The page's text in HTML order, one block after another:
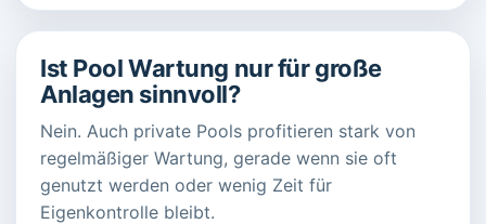
Ist Pool Wartung nur für große
Anlagen sinnvoll?
Nein. Auch private Pools profitieren stark von
regelmäßiger Wartung, gerade wenn sie oft
genutzt werden oder wenig Zeit für
Eigenkontrolle bleibt.